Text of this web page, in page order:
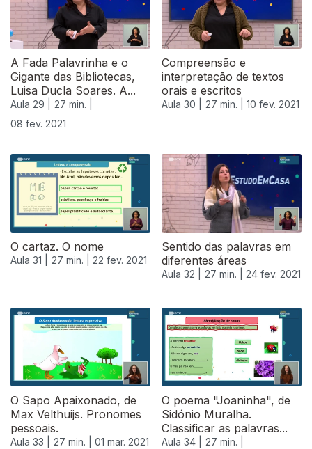
A Fada Palavrinha e o
Gigante das Bibliotecas,
Luisa Ducla Soares. A...
Aula 29 |
27 min. |
08 fev. 2021
Compreensão e
interpretação de textos
orais e escritos
Aula 30 | 27 min. | 10 fev. 2021
O cartaz. O nome
Aula 31 | 27 min. | 22 fev. 2021
Sentido das palavras em
diferentes áreas
Aula 32 | 27 min. | 24 fev. 2021
O Sapo Apaixonado, de
Max Velthuijs. Pronomes
pessoais.
Aula 33 | 27 min. | 01 mar. 2021
O poema "Joaninha", de
Sidónio Muralha.
Classificar as palavras...
Aula 34 |
27 min. |